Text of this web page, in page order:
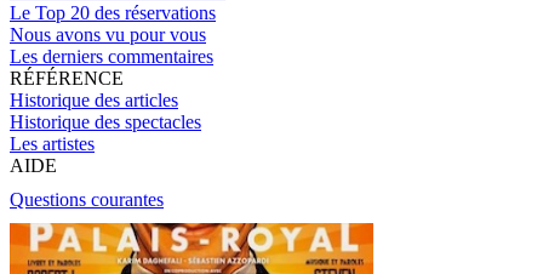
Le Top 20 des réservations
Nous avons vu pour vous
Les derniers commentaires
RÉFÉRENCE
Historique des articles
Historique des spectacles
Les artistes
AIDE
Questions courantes